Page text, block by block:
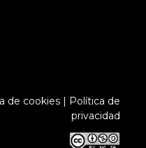
de cookies| Política de
privacidad